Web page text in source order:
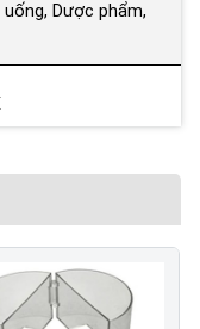
Dược phẩm,